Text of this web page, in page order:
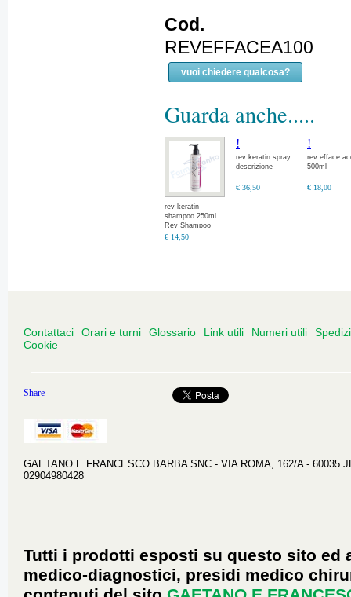
Cod.
REVEFFACEA100
vuoi chiedere qualcosa?
Guarda anche.....
rev keratin
shampoo 250ml
Rev Shampoo
€ 14,50
!
rev keratin spray
descrizione
€ 36,50
!
rev efface
500ml
€ 18,00
Contattaci Orari e turni Glossario Link utili Numeri utili
Cookie
Share
GAETANO E FRANCESCO BARBA SNC - VIA ROMA, 162/A - 60035
02904980428
Tutti i prodotti esposti su questo sito
medico-diagnostici, presidi medico